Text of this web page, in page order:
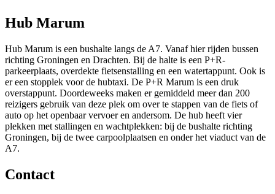
Hub Marum
Hub Marum is een bushalte langs de A7. Vanaf hier rijden bussen
richting Groningen en Drachten. Bij de halte is een P+R-
parkeerplaats, overdekte fietsenstalling en een watertappunt. Ook is
er een stopplek voor de hubtaxi. De P+R Marum is een druk
overstappunt. Doordeweeks maken er gemiddeld meer dan 200
reizigers gebruik van deze plek om over te stappen van de fiets of
auto op het openbaar vervoer en andersom. De hub heeft vier
plekken met stallingen en wachtplekken: bij de bushalte richting
Groningen, bij de twee carpoolplaatsen en onder het viaduct van de
A7.
Contact